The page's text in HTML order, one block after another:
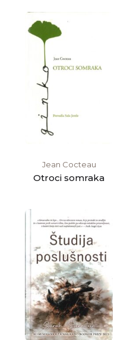
Jean Cocteau
Otroci somraka